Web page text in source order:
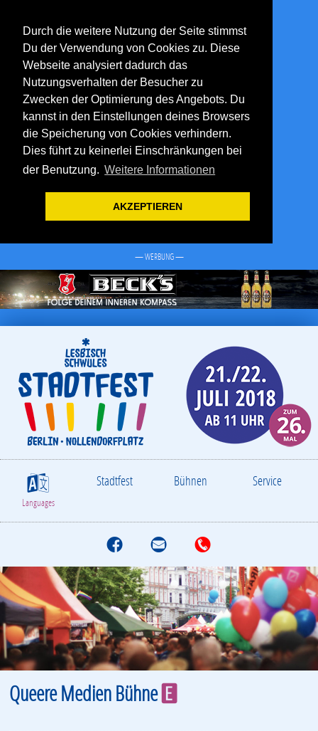
Durch die weitere Nutzung der Seite stimmst
Du der Verwendung von Cookies zu. Diese
Webseite analysiert dadurch das
Nutzungsverhalten der Besucher zu
Zwecken der Optimierung des Angebots. Du
kannst in den Einstellungen deines Browsers
die Speicherung von Cookies verhindern.
Dies führt zu keinerlei Einschränkungen bei
der Benutzung. Weitere Informationen
AKZEPTIEREN
— WERBUNG —
S
Languages
Stadtfest Bühnen Service
f M T
Queere Medien BühneE